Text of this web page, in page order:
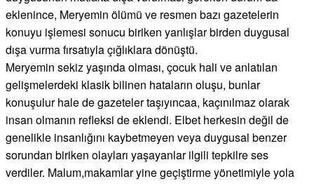
eklenince, Meryemin ölümü ve resmen bazı gazetelerin
konuyu işlemesi sonucu biriken yanlışlar birden duygusal
dışa vurma fırsatıyla çığlıklara dönüştü.
Meryemin sekiz yaşında olması, çocuk hali ve anlatılan
gelişmelerdeki klasik bilinen hataların oluşu, bunlar
konuşulur hale de gazeteler taşıyıncaa, kaçınılmaz olarak
insan olmanın refleksi de eklendi. Elbet herkesin değil de
genelikle insanlığını kaybetmeyen veya duygusal benzer
sorundan biriken olayları yaşayanlar ilgili tepkilre ses
verdiler. Malum,makamlar yine geçiştirme yönetimiyle yola